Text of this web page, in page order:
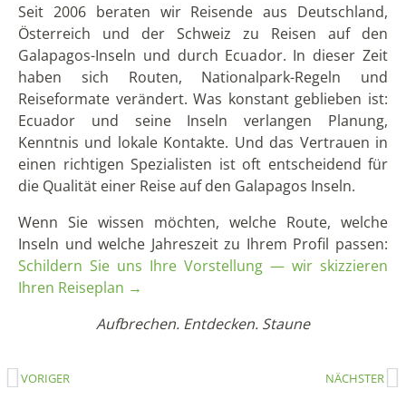
Seit 2006 beraten wir Reisende aus Deutschland,
Österreich und der Schweiz zu Reisen auf den
Galapagos-Inseln und durch Ecuador. In dieser Zeit
haben sich Routen, Nationalpark-Regeln und
Reiseformate verändert. Was konstant geblieben ist:
Ecuador und seine Inseln verlangen Planung,
Kenntnis und lokale Kontakte. Und das Vertrauen in
einen richtigen Spezialisten ist oft entscheidend für
die Qualität einer Reise auf den Galapagos Inseln.
Wenn Sie wissen möchten, welche Route, welche
Inseln und welche Jahreszeit zu Ihrem Profil passen:
Schildern Sie uns Ihre Vorstellung — wir skizzieren
Ihren Reiseplan →
Aufbrechen. Entdecken. Staune
VORIGER NÄCHSTER